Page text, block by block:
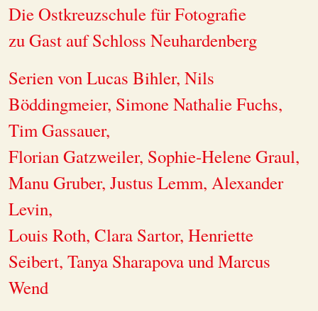
Die Ostkreuzschule für Fotografie
zu Gast auf Schloss Neuhardenberg
Serien von Lucas Bihler, Nils
Böddingmeier, Simone Nathalie Fuchs,
Tim Gassauer,
Florian Gatzweiler, Sophie-Helene Graul,
Manu Gruber, Justus Lemm, Alexander
Levin,
Louis Roth, Clara Sartor, Henriette
Seibert, Tanya Sharapova und Marcus
Wend